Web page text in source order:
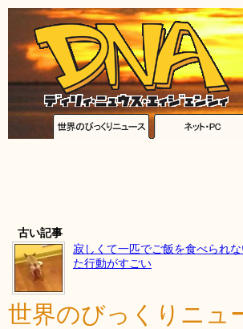
古い記事
寂しくて一匹でご飯を食べられ
た行動がすごい
世界のびっくりニュ